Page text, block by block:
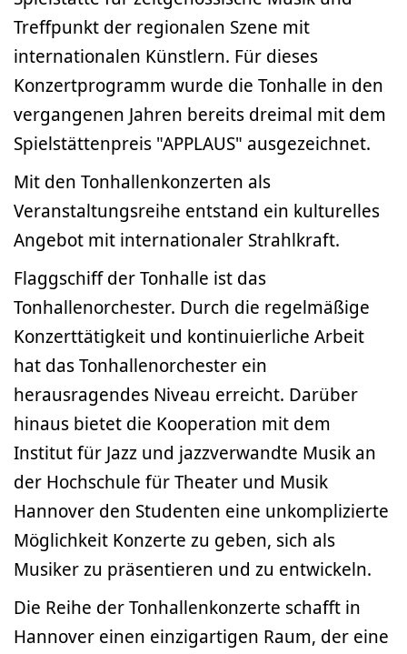
Treffpunkt der regionalen Szene mit
internationalen Künstlern. Für dieses
Konzertprogramm wurde die Tonhalle in den
vergangenen Jahren bereits dreimal mit dem
Spielstättenpreis "APPLAUS" ausgezeichnet.
Mit den Tonhallenkonzerten als
Veranstaltungsreihe entstand ein kulturelles
Angebot mit internationaler Strahlkraft.
Flaggschiff der Tonhalle ist das
Tonhallenorchester. Durch die regelmäßige
Konzerttätigkeit und kontinuierliche Arbeit
hat das Tonhallenorchester ein
herausragendes Niveau erreicht. Darüber
hinaus bietet die Kooperation mit dem
Institut für Jazz und jazzverwandte Musik an
der Hochschule für Theater und Musik
Hannover den Studenten eine unkomplizierte
Möglichkeit Konzerte zu geben, sich als
Musiker zu präsentieren und zu entwickeln.
Die Reihe der Tonhallenkonzerte schafft in
Hannover einen einzigartigen Raum, der eine